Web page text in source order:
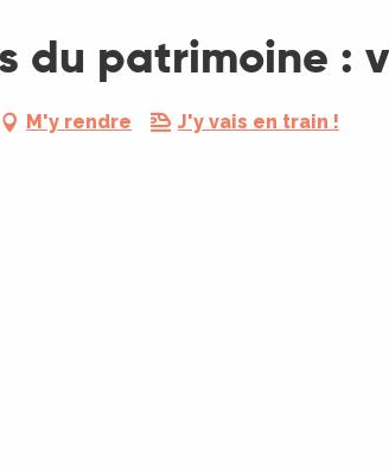
du patrimoine :
M'y rendre J'y vais en train !